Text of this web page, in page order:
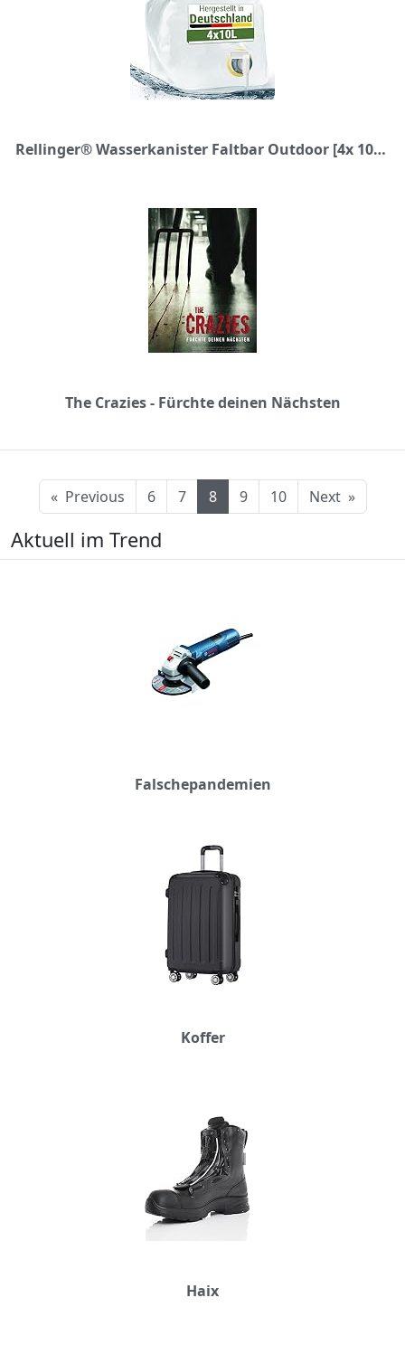
Rellinger® Wasserkanister Faltbar Outdoor [4x 10L] - ink. 4x Dosierhahn auslaufsicher - Kanister für Camping Zubehör - BPA Frei (Lebensmittelecht) - Outdoor Ausrüstung Made in Germany - Wasserkanister
The Crazies - Fürchte deinen Nächsten
« Previous 6 7 8 9 10 Next »
Aktuell im Trend
Falschepandemien
Koffer
Haix